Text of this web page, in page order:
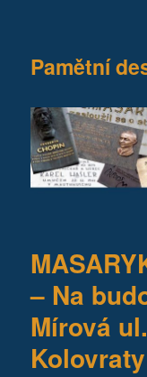
Pamětní
– Na
Mírová
Kolovraty